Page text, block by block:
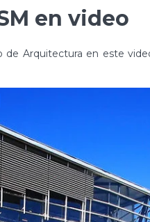
en video
de Arquitectura en este